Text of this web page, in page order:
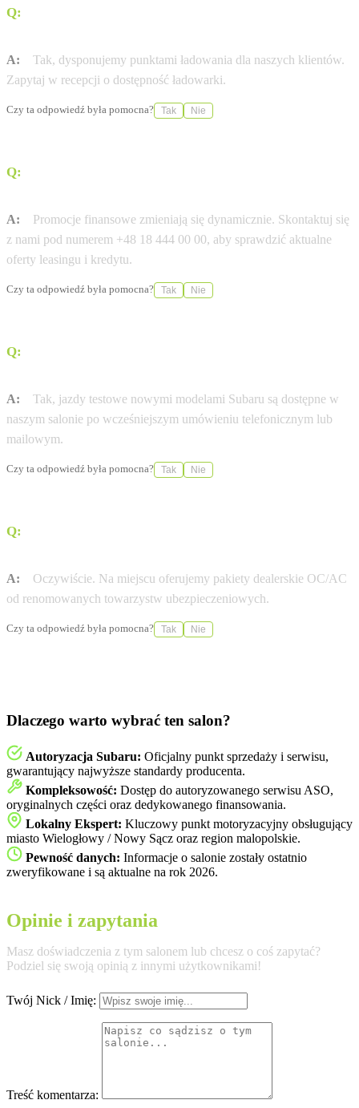
Q:
A:
Tak, dysponujemy punktami ładowania dla naszych klientów.
Zapytaj w recepcji o dostępność ładowarki.
Czy ta odpowiedź była pomocna? Tak Nie
Q:
A:
Promocje finansowe zmieniają się dynamicznie. Skontaktuj się
z nami pod numerem +48 18 444 00 00, aby sprawdzić aktualne
oferty leasingu i kredytu.
Czy ta odpowiedź była pomocna? Tak Nie
Q:
A:
Tak, jazdy testowe nowymi modelami Subaru są dostępne w
naszym salonie po wcześniejszym umówieniu telefonicznym lub
mailowym.
Czy ta odpowiedź była pomocna? Tak Nie
Q:
A:
Oczywiście. Na miejscu oferujemy pakiety dealerskie OC/AC
od renomowanych towarzystw ubezpieczeniowych.
Czy ta odpowiedź była pomocna? Tak Nie
Dlaczego warto wybrać ten salon?
Autoryzacja Subaru: Oficjalny punkt sprzedaży i serwisu,
gwarantujący najwyższe standardy producenta.
Kompleksowość: Dostęp do autoryzowanego serwisu ASO,
oryginalnych części oraz dedykowanego finansowania.
Lokalny Ekspert: Kluczowy punkt motoryzacyjny obsługujący
miasto Wielogłowy / Nowy Sącz oraz region malopolskie.
Pewność danych: Informacje o salonie zostały ostatnio
zweryfikowane i są aktualne na rok 2026.
Opinie i zapytania
Masz doświadczenia z tym salonem lub chcesz o coś zapytać?
Podziel się swoją opinią z innymi użytkownikami!
Twój Nick / Imię:
Treść komentarza: